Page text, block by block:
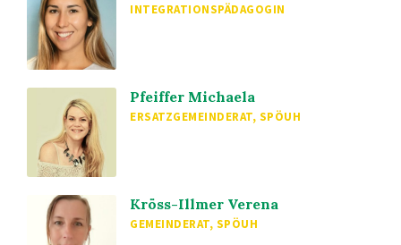
INTEGRATIONSPÄDAGOGIN
Pfeiffer Michaela
ERSATZGEMEINDERAT, SPÖUH
Kröss-Illmer Verena
GEMEINDERAT, SPÖUH